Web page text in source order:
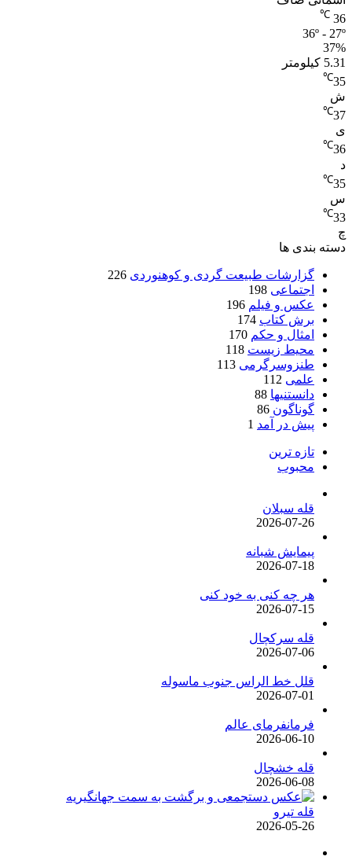
36
℃
36º - 27º
37%
5.31 کیلومتر
35
℃
ش
37
℃
ی
36
℃
د
35
℃
س
33
℃
چ
دسته بندی ها
گزارشات طبیعت گردی و کوهنوردی 226
اجتماعی 198
عکس و فیلم 196
برش کتاب 174
امثال و حکم 170
محیط زیست 118
طنزوسرگرمی 113
علمی 112
دانستنیها 88
گوناگون 86
پیش در آمد 1
تازه ترین
محبوب
قله سبلان
2026-07-26
پیمایش شبانه
2026-07-18
هر چه کنی به خود کنی
2026-07-15
قله سرکچال
2026-07-06
قلل خط الراس جنوب ماسوله
2026-07-01
فرمانفرمای عالم
2026-06-10
قله خشچال
2026-06-08
قله تیرو
2026-05-26